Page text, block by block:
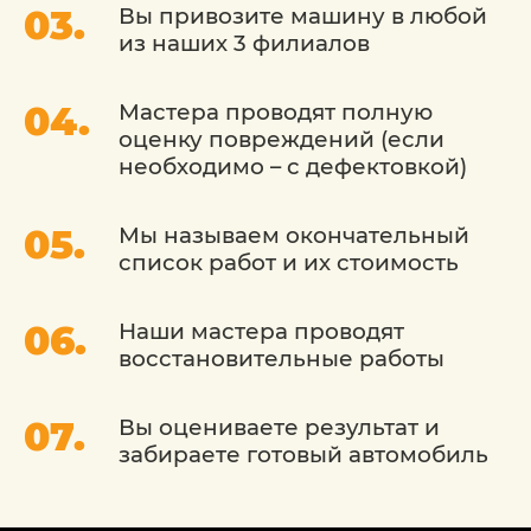
снятие;
регулировка элементов, их функционала;
возможная разборка на отдельные детали;
очищение от старого покрытия,
обезжиривание;
грунтование;
покраска, нанесение защитного слоя.
Возможно, понадобится полное
удаление двери и замена ее на новую.
ПРЕИМУЩЕСТВА РЕМОНТА
ДВЕРИ МАЗДА У НАС
Вы привозите машину в любой
из наших 3 филиалов
Мастера проводят полную
оценку повреждений (если
необходимо – с дефектовкой)
Мы называем окончательный
список работ и их стоимость
Наши мастера проводят
восстановительные работы
Вы оцениваете результат и
забираете готовый автомобиль